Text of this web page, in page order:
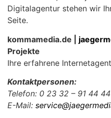
Digitalagentur stehen wir
Seite.
kommamedia.de |
Projekte
Ihre erfahrene
Kontaktpersonen:
Telefon: 0 23 32 – 91 44 44
E-Mail: